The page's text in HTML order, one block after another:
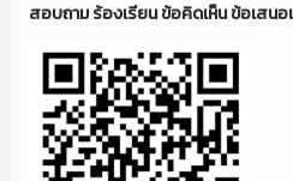
สอบถาม ร้องเรียน ข้อคิดเห็น ข้อเสนอ